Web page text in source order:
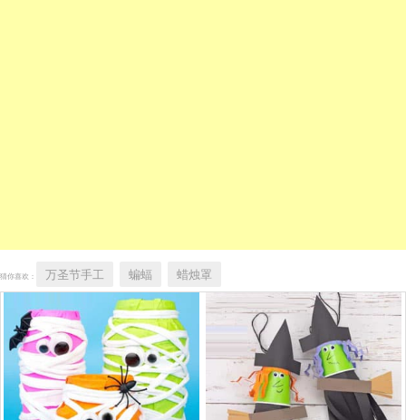
猜你喜欢： 万圣节手工 蝙蝠 蜡烛罩